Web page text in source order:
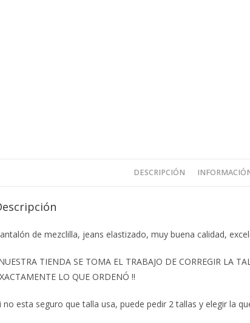
DESCRIPCIÓN
de mezclilla, jeans elastizado, muy buena calidad,
TIENDA SE TOMA EL TRABAJO DE CORREGIR LA
LO QUE ORDENÓ ‼️
no esta seguro que talla usa, puede pedir 2 tallas y elegir la